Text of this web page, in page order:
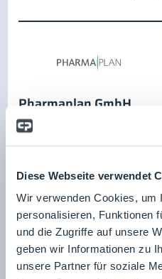
Diese Webseite verwendet
Wir verwenden Cookies, um
personalisieren, Funktionen
und die Zugriffe auf unsere
geben wir Informationen zu
unsere Partner für soziale
Pharmaplan GmbH